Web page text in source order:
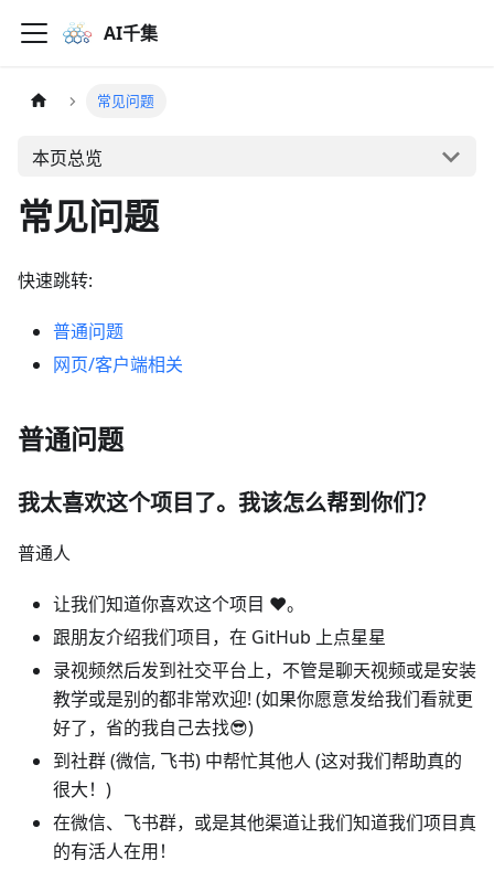
AI千集
常见问题
本页总览
常见问题
快速跳转:
普通问题
网页/客户端相关
普通问题
我太喜欢这个项目了。我该怎么帮到你们？
普通人
让我们知道你喜欢这个项目 ❤️。
跟朋友介绍我们项目，在 GitHub 上点星星
录视频然后发到社交平台上，不管是聊天视频或是安装
教学或是别的都非常欢迎! (如果你愿意发给我们看就更
好了，省的我自己去找😎)
到社群 (微信, 飞书) 中帮忙其他人 (这对我们帮助真的
很大！)
在微信、飞书群，或是其他渠道让我们知道我们项目真
的有活人在用！